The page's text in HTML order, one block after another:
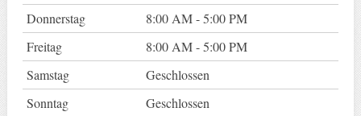
Donnerstag
8:00 AM - 5:00 PM
Freitag
8:00 AM - 5:00 PM
Samstag
Geschlossen
Sonntag
Geschlossen